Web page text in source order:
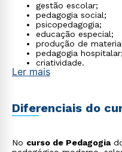
gestão escolar;
pedagogia social;
psicopedagogia;
educação especial;
produção de
pedagogia hospitalar;
criatividade.
Ler mais
Diferenciais do
No curso de Pedagogia